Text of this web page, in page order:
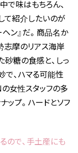
で味はもちろん、
て紹介したいのが
ヘン』だ。商品名か
志摩のリアス海岸
砂糖の食感と、しっ
で、ハマる可能性
女性スタッフの多
ップ。ハードとソフ
ので、手土産にも